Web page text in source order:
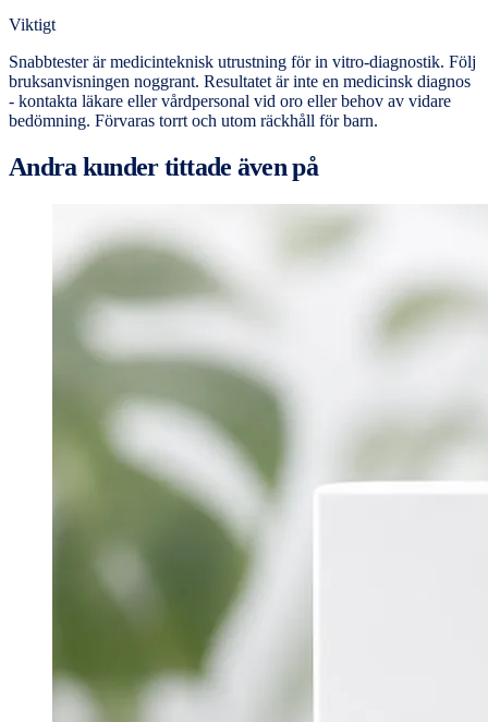
Viktigt
Snabbtester är medicinteknisk utrustning för in vitro-diagnostik. Följ
bruksanvisningen noggrant. Resultatet är inte en medicinsk diagnos
- kontakta läkare eller vårdpersonal vid oro eller behov av vidare
bedömning. Förvaras torrt och utom räckhåll för barn.
Andra kunder tittade även på